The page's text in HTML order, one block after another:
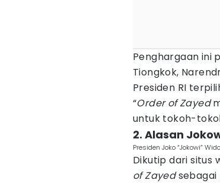
Penghargaan ini
Tiongkok,
Presiden RI
“Order of Zayed
untuk tokoh-
2. Alasan
Presiden Joko “Jokowi”
Dikutip dari situs
of Zayedsebagai